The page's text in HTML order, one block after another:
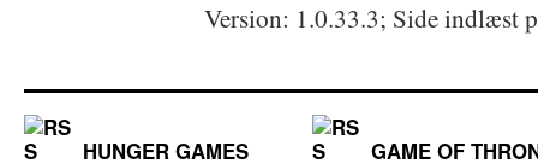
Version: 1.0.33.3; Side indlæst
HUNGER GAMES
GAME OF